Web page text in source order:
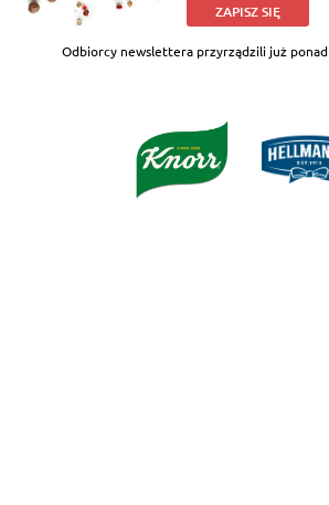
ZAPISZ SIĘ
Odbiorcy newslettera przyrządzili już ponad